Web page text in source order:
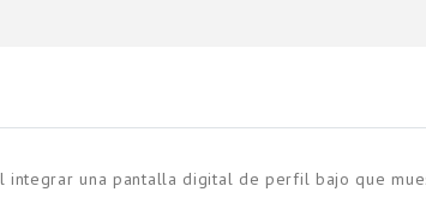
una pantalla digital de perfil bajo que